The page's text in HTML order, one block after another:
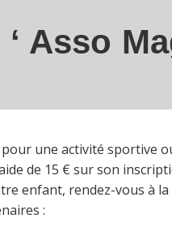
Asso
une activité sportive
de 15 € sur son
enfant, rendez-vous à
: